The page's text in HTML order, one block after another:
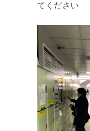
てください